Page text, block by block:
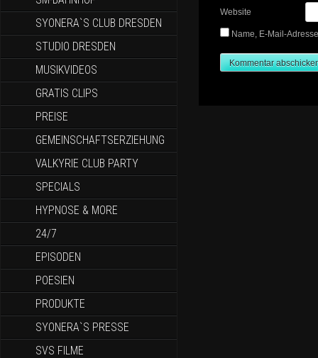
SYONERA`S CLUB DRESDEN
STUDIO DRESDEN
MUSIKVIDEOS
GRATIS CLIPS
PREISE
GEMEINSCHAFTSERZIEHUNG
VALKYRIE CLUB PARTY
SPECIALS
HYPNOSE & MORE
24/7
EPISODEN
POESIEN
PRODUKTE
SYONERA`S PRESSE
SVS FILME
Website
Name, E-Mail-